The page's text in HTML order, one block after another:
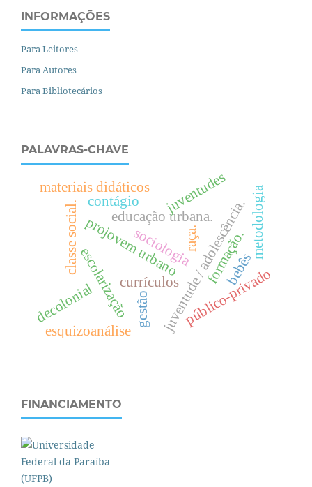
INFORMAÇÕES
Para Leitores
Para Autores
Para Bibliotecários
PALAVRAS-CHAVE
currículos
projovem urbanojuventude / adolescência.
educação urbana.
c
l
a
s
s
e
s
o
c
i
a
l
.
raça.
gestão
juventudes
escolarização
materiais didáticos
público-privado
esquizoanálise
formação.
decolonial
bebês
contágio metodologia
sociologia
FINANCIAMENTO